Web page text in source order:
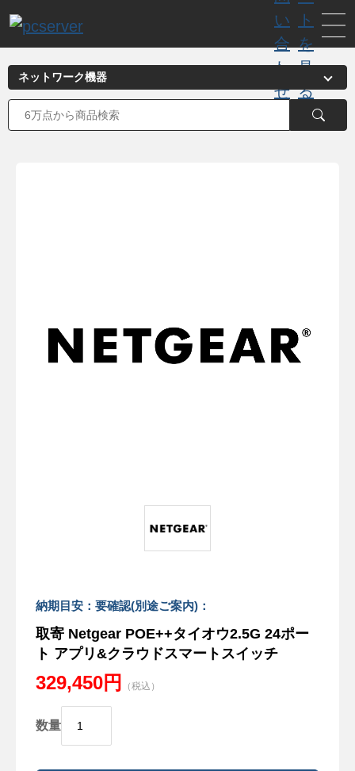
納期目安：要確認(別途ご案内)：
取寄 Netgear POE++タイオウ2.5G 24ポー
ト アプリ&クラウドスマートスイッチ
329,450円 （税込）
数量